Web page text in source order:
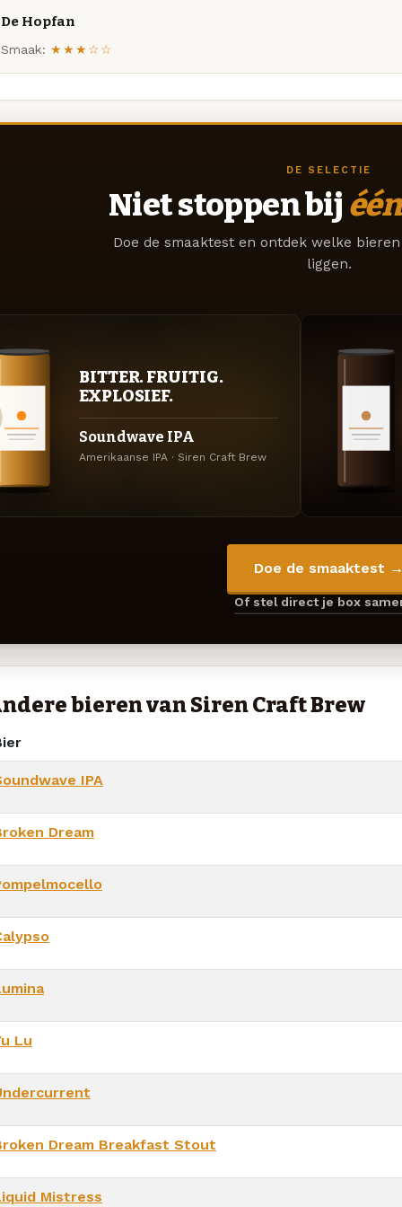
De Hopfan
Smaak: ★★★☆☆
DE SELECTIE
Niet stoppen bij één
Doe de smaaktest en ontdek welke
liggen.
BITTER. FRUITIG.
EXPLOSIEF.
Soundwave IPA
Amerikaanse IPA · Siren Craft Brew
Doe de smaaktest →
Of stel direct je box
bieren van Siren Craft Brew
IPA
Dream
Lu
Dream Breakfast Stout
Mistress